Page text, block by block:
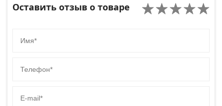
Оставить отзыв о товаре